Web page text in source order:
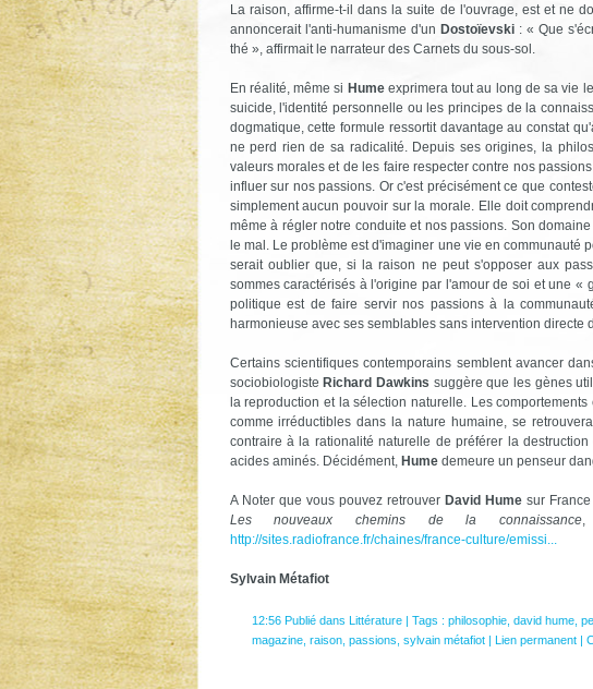
La raison, affirme-t-il dans la suite de l'ouvrage, est et ne
annoncerait l'anti-humanisme d'un ­ Dostoïevski: « Que
thé », affirmait le narrateur des ­Carnets du sous-sol.
En réalité, même si Hume­exprimera tout au long de sa vie
suicide, l'identité personnelle ou les principes de la
dogmatique, cette formule ressortit davantage au constat
ne perd rien de sa radicalité. Depuis ses origines, la
valeurs morales et de les faire respecter contre nos
influer sur nos passions. Or c'est précisément ce que
simplement aucun pouvoir sur la morale. Elle doit
même à régler notre conduite et nos passions. Son
le mal. Le problème est d'imaginer une vie en communauté
serait oublier que, si la raison ne peut s'opposer aux
sommes caractérisés à l'origine par l'amour de soi et une
politique est de faire servir nos passions à la
harmonieuse avec ses semblables sans intervention directe
Certains scientifiques contemporains semblent avancer
sociobiologisteRichard Dawkins suggère que les gènes
la reproduction et la sélection naturelle. Les
comme irréductibles dans la nature humaine, se
contraire à la rationalité naturelle de préférer la
acides aminés. Décidément, Humedemeure un penseur
A Noter que vous pouvez retrouver David Humesur France
Les nouveaux chemins de la connaissance
http://sites.radiofrance.fr/chaines/france-culture/emissi...
Sylvain Métafiot
12:56 Publié dans Littérature| Tags : philosophie, david hume,
magazine, raison, passions sylvain métafiot| Lien permanent|